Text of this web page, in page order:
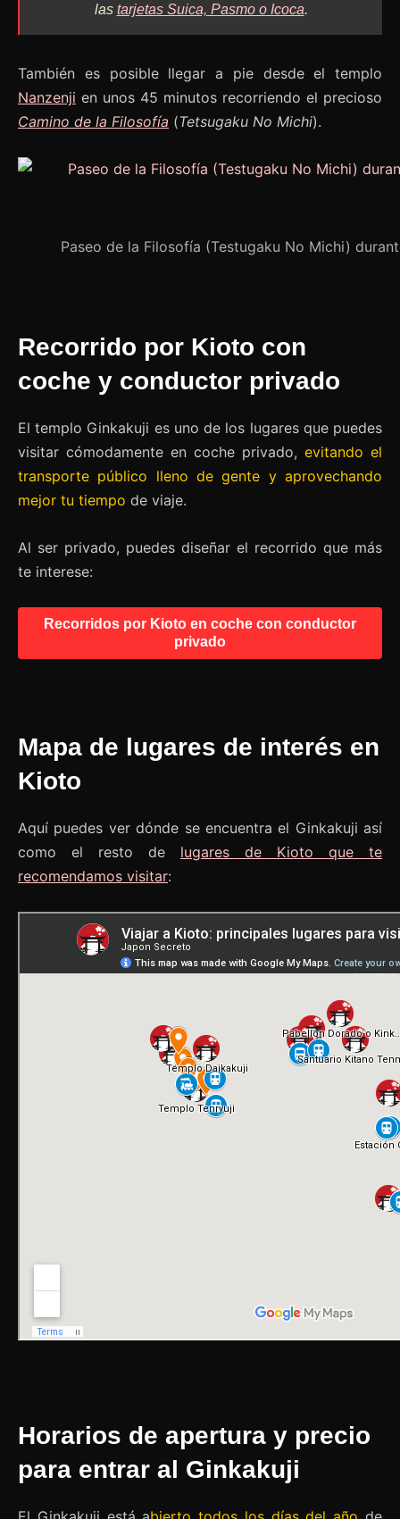
las tarjetas Suica, Pasmo o Icoca.
También es posible llegar a pie desde el templo
Nanzenji en unos 45 minutos recorriendo el precioso
Camino de la Filosofía (Tetsugaku No Michi).
Paseo de la Filosofía (Testugaku No Michi)
Recorrido por Kioto con
coche y conductor privado
El templo Ginkakuji es uno de los lugares que puedes
visitar cómodamente en coche privado, evitando el
transporte público lleno de gente y aprovechando
mejor tu tiempo de viaje.
Al ser privado, puedes diseñar el recorrido que más
te interese:
Recorridos por Kioto en coche con conductor
privado
Mapa de lugares de interés en
Kioto
Aquí puedes ver dónde se encuentra el Ginkakuji así
como el resto de lugares de Kioto que te
recomendamos visitar:
Horarios de apertura y precio
para entrar al Ginkakuji